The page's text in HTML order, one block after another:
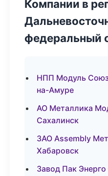
Компании в
федеральный
НПП Модуль
на-Амуре
АО Металлика
Сахалинск
ЗАО Assembly
Хабаровск
Завод Пак